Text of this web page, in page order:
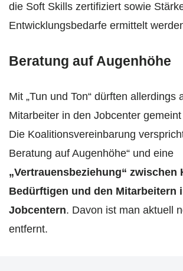
die Soft Skills zertifiziert sowie
Entwicklungsbedarfe ermittelt
Beratung auf Augenhöhe
Mit „Tun und Ton“ dürften allerdings
Mitarbeiter in den Jobcenter
Die Koalitionsvereinbarung
Beratung auf Augenhöhe“ und eine
„Vertrauensbeziehung“ zwischen
Bedürftigen und den Mitarbeitern
Jobcentern. Davon ist man aktuell
entfernt.